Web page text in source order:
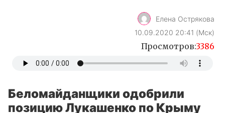
Беломайданщики одобрили
позицию Лукашенко по Крыму